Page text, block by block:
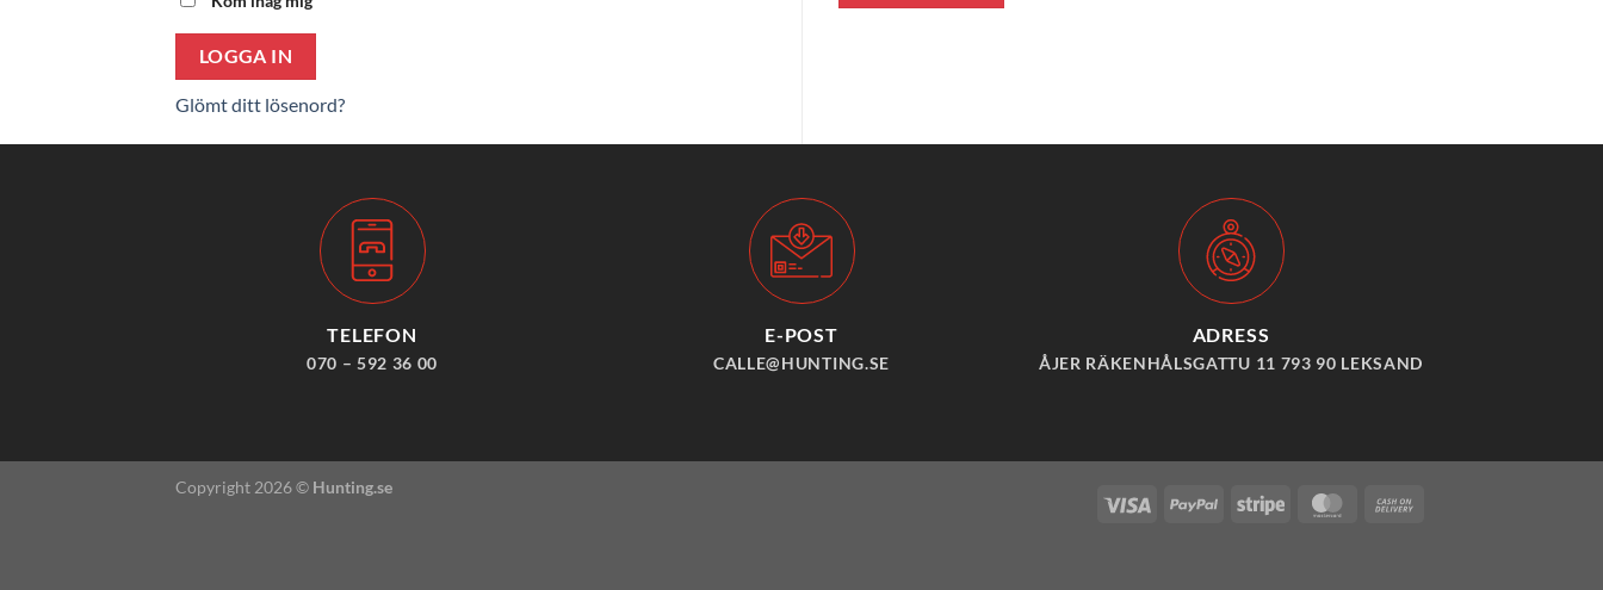
LOGGA IN
Glömt ditt lösenord?
TELEFON
070 – 592 36 00
E-POST
CALLE@HUNTING.SE
ADRESS
ÅJER RÄKENHÅLSGATTU 11 793 90 LEKSAND
Visa PayPal Stripe MasterCard
Copyright 2026 © Hunting.se